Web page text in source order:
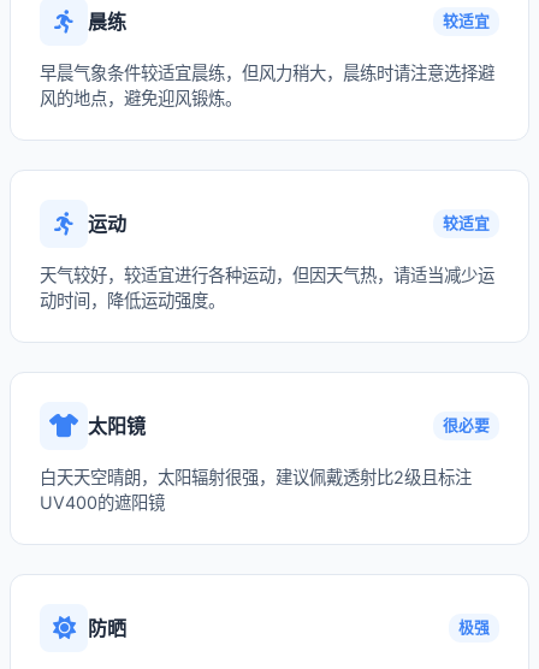
晨练 较适宜
早晨气象条件较适宜晨练，但风力稍大，晨练时请注意选择避
风的地点，避免迎风锻炼。
运动 较适宜
天气较好，较适宜进行各种运动，但因天气热，请适当减少运
动时间，降低运动强度。
太阳镜 很必要
白天天空晴朗，太阳辐射很强，建议佩戴透射比2级且标注
UV400的遮阳镜
防晒 极强